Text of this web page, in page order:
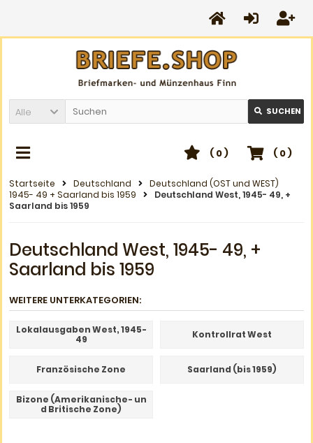
Alle SUCHEN
( 0)
( 0)
Startseite Deutschland
Deutschland (OST und WEST)
1945- 49 + Saarland bis 1959
Deutschland West, 1945- 49, +
Saarland bis 1959
Deutschland West, 1945- 49, +
Saarland bis 1959
WEITERE UNTERKATEGORIEN:
Lokalausgaben West, 1945-
49
Kontrollrat West
Französische Zone Saarland (bis 1959)
Bizone (Amerikanische- un
d Britische Zone)